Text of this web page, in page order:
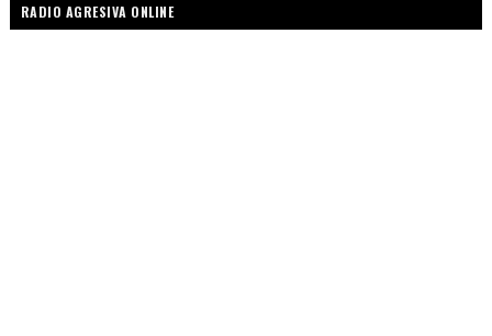
RADIO AGRESIVA ONLINE